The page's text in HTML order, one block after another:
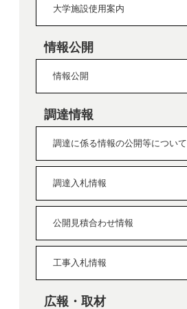
大学施設使用案内
情報公開
情報公開
調達情報
調達に係る情報の公開等について
調達入札情報
公開見積合わせ情報
工事入札情報
広報・取材